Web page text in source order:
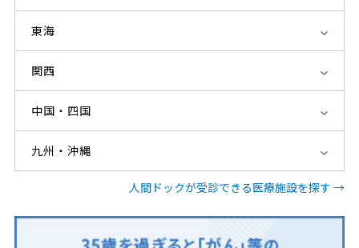
東海
関西
中国・四国
九州・沖縄
人間ドックが受診できる医療施設を探す →